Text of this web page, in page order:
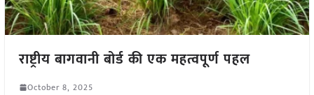
राष्ट्रीय बागवानी बोर्ड की एक महत्वपूर्ण पहल
October 8, 2025